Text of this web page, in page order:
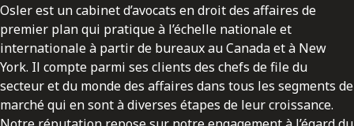
Osler est un cabinet d’avocats en droit des affaires de
premier plan qui pratique à l’échelle nationale et
internationale à partir de bureaux au Canada et à New
York. Il compte parmi ses clients des chefs de file du
secteur et du monde des affaires dans tous les segments de
marché qui en sont à diverses étapes de leur croissance.